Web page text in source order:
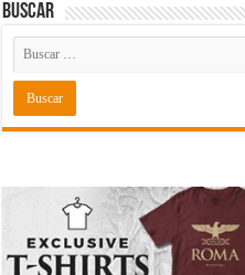
Buscar